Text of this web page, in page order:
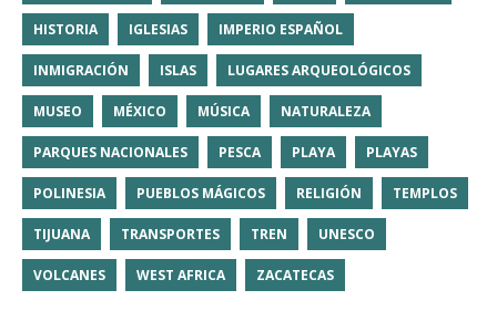
HISTORIA IGLESIAS IMPERIO ESPAÑOL
INMIGRACIÓN ISLAS LUGARES ARQUEOLÓGICOS
MUSEO MÉXICO MÚSICA NATURALEZA
PARQUES NACIONALES PESCA PLAYA PLAYAS
POLINESIA PUEBLOS MÁGICOS RELIGIÓN TEMPLOS
TIJUANA TRANSPORTES TREN UNESCO
VOLCANES WEST AFRICA ZACATECAS